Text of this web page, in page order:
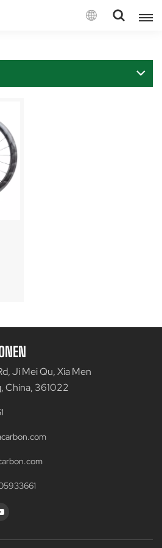
Deutsch
Ji Mei Qu, Xia Men
China, 361022